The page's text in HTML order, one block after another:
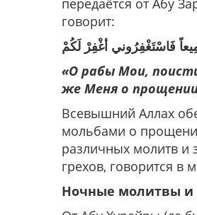
передаётся от Абу
говорит:
فَاسْتَغْفِرُوني أغْفِرْ لَكُمْ
«О рабы Мои,
же Меня о
Всевышний Аллах
мольбами о
различных молитв и
Ночные молитвы и